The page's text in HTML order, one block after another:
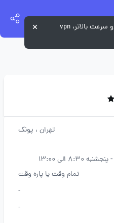
تهران ، پونک
تمام وقت یا پاره وقت
-
-
برای تجربه کاربری بهتر و سرعت بالاتر، vpn